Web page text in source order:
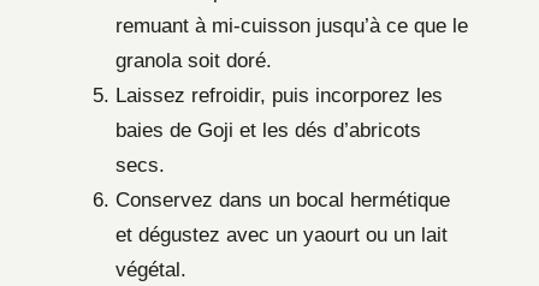
remuant à mi-cuisson jusqu’à ce que le
granola soit doré.
Laissez refroidir, puis incorporez les
baies de Goji et les dés d’abricots
secs.
Conservez dans un bocal hermétique
et dégustez avec un yaourt ou un lait
végétal.